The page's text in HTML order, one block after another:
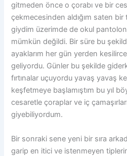
gitmeden önce o çorabı ve bir
çekmecesinden aldığım saten
giydim üzerimde de okul
mümkün değildi. Bir süre bu
ayaklarım her gün yerden
geliyordu. Günler bu şekilde
fırtınalar uçuyordu yavaş yavaş
keşfetmeye başlamıştım bu yıl
cesaretle çoraplar ve iç
giyebiliyordum.
Bir sonraki sene yeni bir sıra
garip en itici ve istenmeyen